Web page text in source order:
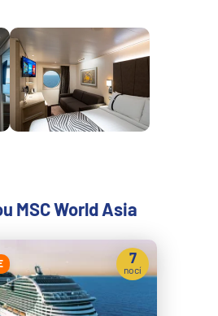
MSC World Asia
7
nocí